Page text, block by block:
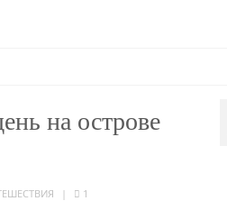
на острове
| 1